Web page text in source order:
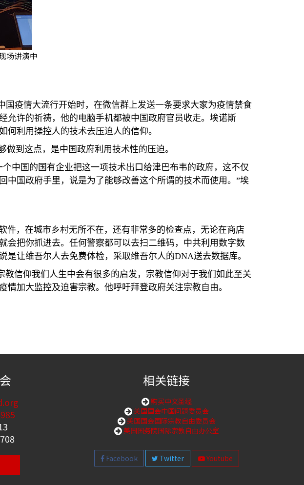
场讲演中
国疫情大流行开始时，在微信群上发送一条要求大家为疫情禁食
允许的祈祷，他的电脑手机都被中国政府官员收走。埃诺斯
利用操控人的技术去压迫人的信仰。
做到这点，是中国政府利用技术性的压迫。
中国的国有企业把这一项技术出口给津巴布韦的政府，这不仅
国政府手里，说是为了能够改善这个所谓的技术而使用。 ”埃
件，在城市乡村无所不在，还有非常多的检查点，无论在商店
会把你抓进去。任何警察都可以去扫二维码，中共利用数字数
是让维吾尔人去免费体检，采取维吾尔人的DNA送去数据库。
信仰我们人生中会有很多的启发，宗教信仰对于我们如此至关
加大监控及迫害宗教。他呼吁拜登政府关注宗教自由。
相关链接
购买中文圣经
美国国会中国问题委员会
美国国会国际宗教自由委员会
美国国务院国际宗教自由办公室
Facebook Twitter Youtube